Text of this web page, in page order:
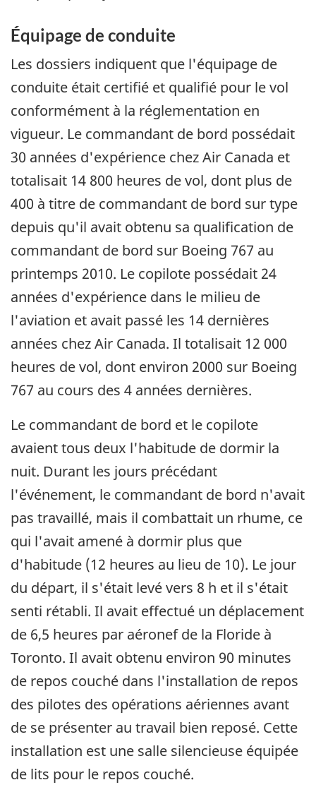
Équipage de conduite
Les dossiers indiquent que l'équipage de
conduite était certifié et qualifié pour le vol
conformément à la réglementation en
vigueur. Le commandant de bord possédait
30 années d'expérience chez Air Canada et
totalisait 14 800 heures de vol, dont plus de
400 à titre de commandant de bord sur type
depuis qu'il avait obtenu sa qualification de
commandant de bord sur Boeing 767 au
printemps 2010. Le copilote possédait 24
années d'expérience dans le milieu de
l'aviation et avait passé les 14 dernières
années chez Air Canada. Il totalisait 12 000
heures de vol, dont environ 2000 sur Boeing
767 au cours des 4 années dernières.
Le commandant de bord et le copilote
avaient tous deux l'habitude de dormir la
nuit. Durant les jours précédant
l'événement, le commandant de bord n'avait
pas travaillé, mais il combattait un rhume, ce
qui l'avait amené à dormir plus que
d'habitude (12 heures au lieu de 10). Le jour
du départ, il s'était levé vers 8 h et il s'était
senti rétabli. Il avait effectué un déplacement
de 6,5 heures par aéronef de la Floride à
Toronto. Il avait obtenu environ 90 minutes
de repos couché dans l'installation de repos
des pilotes des opérations aériennes avant
de se présenter au travail bien reposé. Cette
installation est une salle silencieuse équipée
de lits pour le repos couché.